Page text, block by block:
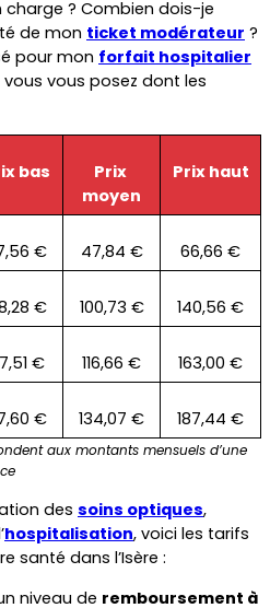
charge ? Combien dois-je
de mon ticket modérateur ?
pour mon forfait hospitalier
vous posez dont les
bas
Prix
moyen
Prix haut
€ 47,84 € 66,66 €
€ 100,73 € 140,56 €
€ 116,66 € 163,00 €
€ 134,07 € 187,44 €
aux montants mensuels d’une
des soins optiques
hospitalisation, voici les tarifs
santé dans l’Isère :
niveau de remboursement à